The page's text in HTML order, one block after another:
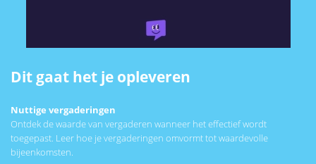
Dit gaat het je opleveren
Nuttige vergaderingen
Ontdek de waarde van vergaderen wanneer het effectief wordt
toegepast. Leer hoe je vergaderingen omvormt tot waardevolle
bijeenkomsten.